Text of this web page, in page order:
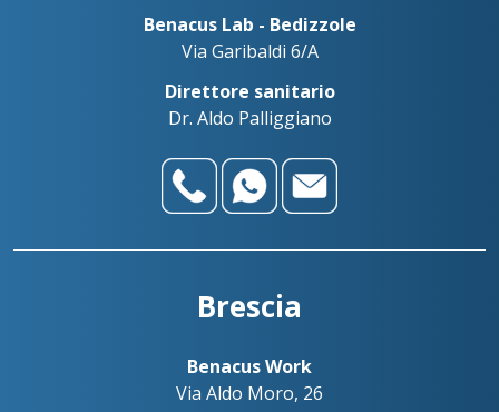
Contatta le nostre sedi
bedizzole@benacuslab.com
Brescia - Euromedical
work@benacuslab.com
Scrivici su WhatsApp
+393783102040
Benacus Lab - Castiglione -
Benacus Lab - Bedizzole
Via Garibaldi 6/A
Direttore sanitario
Dr. Aldo Palliggiano
Brescia
Benacus Work
Via Aldo Moro, 26